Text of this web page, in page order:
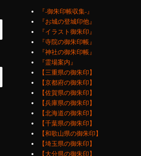
『‐御朱印帳収集‐』
『お城の登城印他』
『イラスト御朱印』
『寺院の御朱印帳』
『神社の御朱印帳』
『霊場案内』
【三重県の御朱印】
【京都府の御朱印】
【佐賀県の御朱印】
【兵庫県の御朱印】
【北海道の御朱印】
【千葉県の御朱印】
【和歌山県の御朱印】
【埼玉県の御朱印】
【大分県の御朱印】